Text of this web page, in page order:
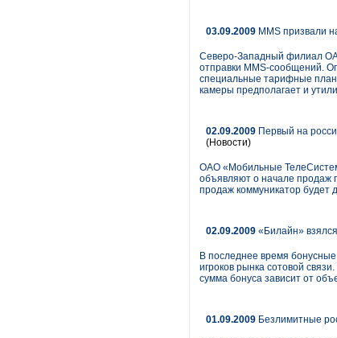
03.09.2009 MMS призвали
Северо-Западный филиал
отправки MMS-сообщений.
специальные тарифные
камеры предполагает и
02.09.2009 Первый на
(Новости)
ОАО «Мобильные
объявляют о начале продаж
продаж коммуникатор будет
02.09.2009 «Билайн»
В последнее время
игроков рынка сотовой
сумма бонуса зависит от
01.09.2009 Безлимитные